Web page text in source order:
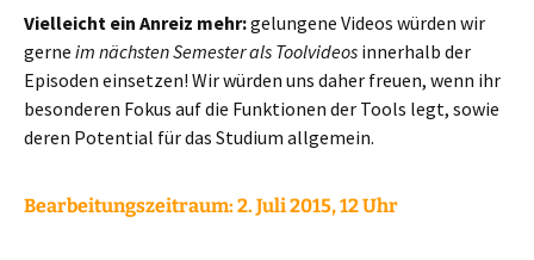
Vielleicht ein Anreiz mehr:gelungene Videos würden wir
gerne im nächsten Semester als Toolvideos innerhalb der
Episoden einsetzen! Wir würden uns daher freuen, wenn ihr
besonderen Fokus auf die Funktionen der Tools legt, sowie
deren Potential für das Studium allgemein.
Bearbeitungszeitraum: 2. Juli 2015, 12 Uhr